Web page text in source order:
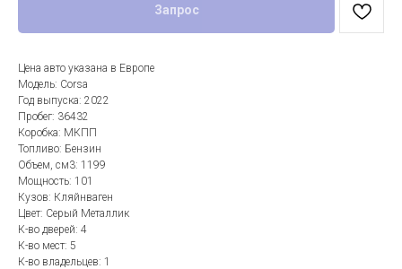
Запрос
Цена авто указана в Европе
Модель: Corsa
Год выпуска: 2022
Пробег: 36432
Коробка: МКПП
Топливо: Бензин
Объем, см3: 1199
Мощность: 101
Кузов: Кляйнваген
Цвет: Серый Металлик
К-во дверей: 4
К-во мест: 5
К-во владельцев: 1